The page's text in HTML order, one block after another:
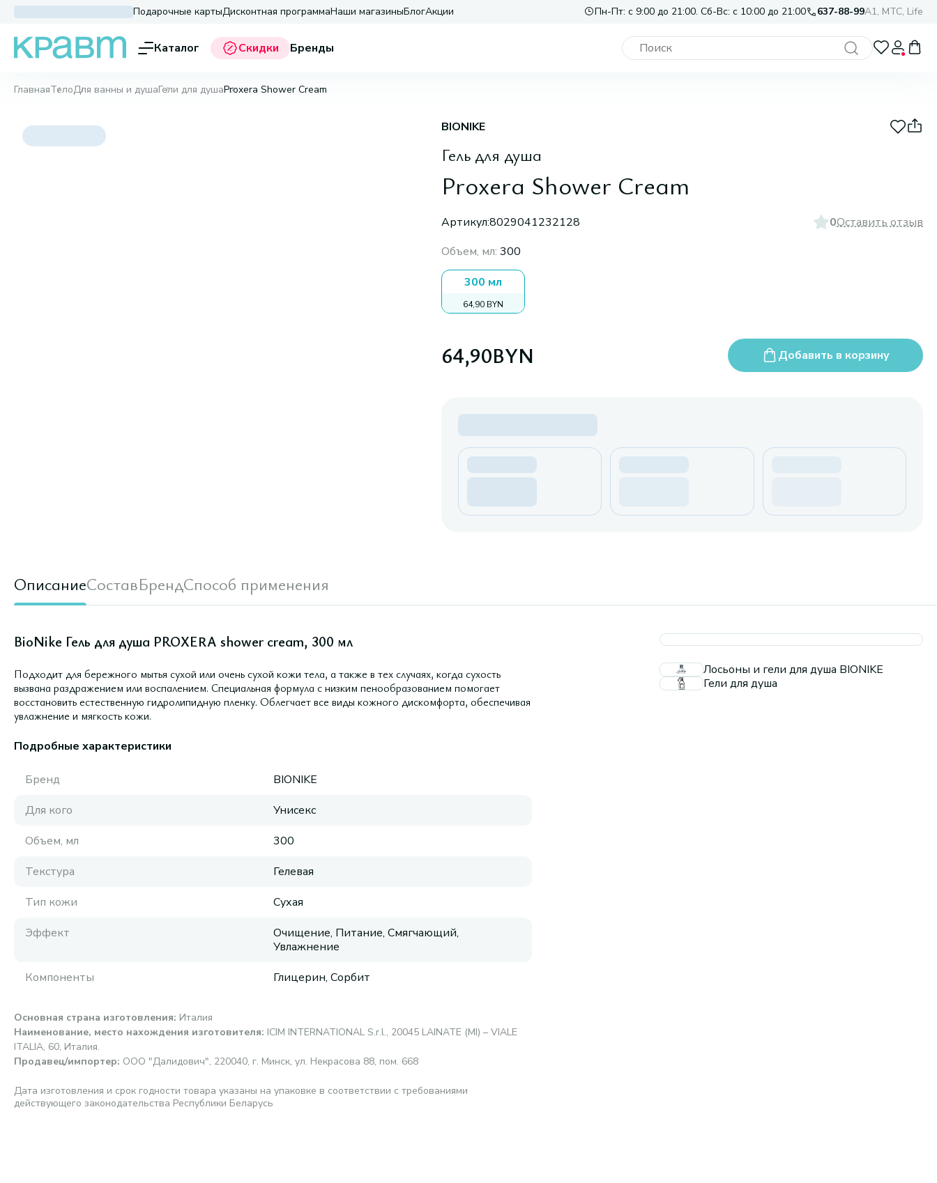
Подарочные картыДисконтная программаНаши магазиныБлогАкции Пн-Пт: с 9:00 до 21:00. Сб-Вс: с 10:00 до 21:00 637-88-99A1, МТС, Life
Каталог Скидки Бренды
ГлавнаяТелоДля ванны и душаГели для душаProxera Shower Cream
BIONIKE
Гель для душа
Proxera Shower Cream
Артикул:8029041232128 0Оставить отзыв
Объем, мл: 300
300 мл
64,90 BYN
64,90BYN Добавить в корзину
ОписаниеСоставБрендСпособ применения
BioNike Гель для душа PROXERA shower cream, 300 мл
Подходит для бережного мытья сухой или очень сухой кожи тела, а также в тех случаях, когда сухость
вызвана раздражением или воспалением. Специальная формула с низким пенообразованием помогает
восстановить естественную гидролипидную пленку. Облегчает все виды кожного дискомфорта, обеспечивая
увлажнение и мягкость кожи.
Подробные характеристики
Бренд
BIONIKE
Для кого
Унисекс
Объем, мл
300
Текстура
Гелевая
Тип кожи
Сухая
Эффект
Очищение, Питание, Смягчающий,
Увлажнение
Компоненты
Глицерин, Сорбит
Основная страна изготовления: Италия
Наименование, место нахождения изготовителя: ICIM INTERNATIONAL S.r.l., 20045 LAINATE (MI) – VIALE
ITALIA, 60, Италия.
Продавец/импортер: ООО "Далидович", 220040, г. Минск, ул. Некрасова 88, пом. 668
Дата изготовления и срок годности товара указаны на упаковке в соответствии с требованиями
действующего законодательства Республики Беларусь
Лосьоны и гели для душа BIONIKE
Гели для душа